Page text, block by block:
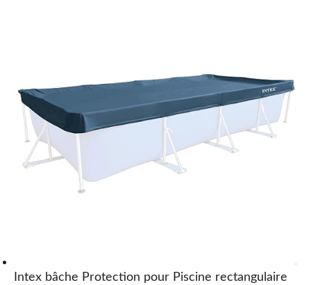
Intex bâche Protection pour Piscine rectangulaire